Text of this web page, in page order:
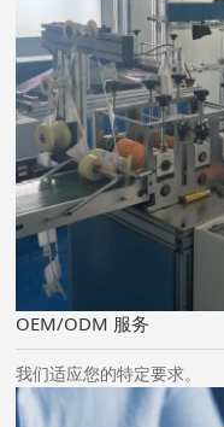
OEM/ODM 服务
我们适应您的特定要求。